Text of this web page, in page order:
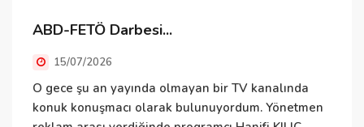
ABD-FETÖ Darbesi...
15/07/2026
O gece şu an yayında olmayan bir TV kanalında
konuk konuşmacı olarak bulunuyordum. Yönetmen